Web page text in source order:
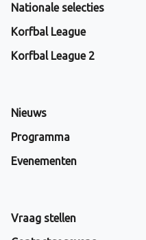
Nationale selecties
Korfbal League
Korfbal League 2
Nieuws
Programma
Evenementen
Vraag stellen